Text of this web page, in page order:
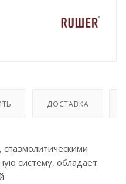
ДОСТАВКА
систему, обладает